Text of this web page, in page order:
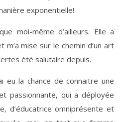
exponentielle!
moi-même d’ailleurs. Elle a
mise sur le chemin d’un art
été salutaire depuis.
eu la chance de connaitre une
passionnante, qui a déployée
d’éducatrice omniprésente et